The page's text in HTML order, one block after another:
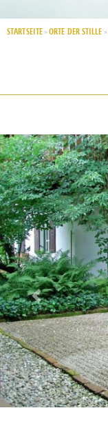
STARTSEITE » ORTE DER STILLE »
Vorheriges